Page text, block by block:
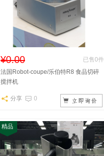
¥0.00
已售0件
法国Robot-coupe/乐伯特R8 食品切碎
搅拌机
分享 0
精品